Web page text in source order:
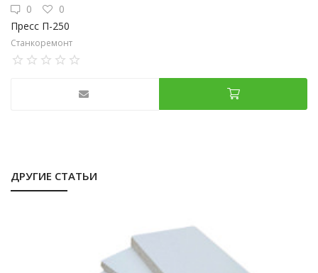
0
0
Пресс П-250
Станкоремонт
ДРУГИЕ СТАТЬИ